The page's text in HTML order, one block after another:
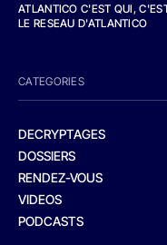
ATLANTICO C'EST QUI,
LE RESEAU D'ATLANTICO
CATEGORIES
DECRYPTAGES
DOSSIERS
RENDEZ-VOUS
VIDEOS
PODCASTS